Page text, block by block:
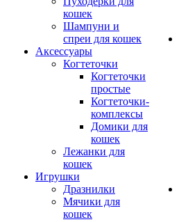
кошек
Шампуни и
спреи для кошек
Аксессуары
Когтеточки
Когтеточки
простые
Когтеточки-
комплексы
Домики для
кошек
Лежанки для
кошек
Игрушки
Дразнилки
Мячики для
кошек